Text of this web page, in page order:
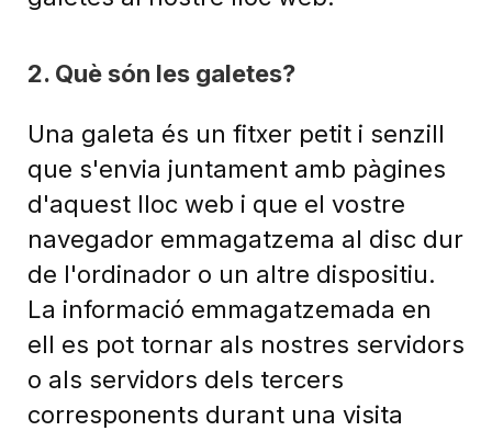
2. Què són les galetes?
Una galeta és un fitxer petit i senzill
que s'envia juntament amb pàgines
d'aquest lloc web i que el vostre
navegador emmagatzema al disc dur
de l'ordinador o un altre dispositiu.
La informació emmagatzemada en
ell es pot tornar als nostres servidors
o als servidors dels tercers
corresponents durant una visita